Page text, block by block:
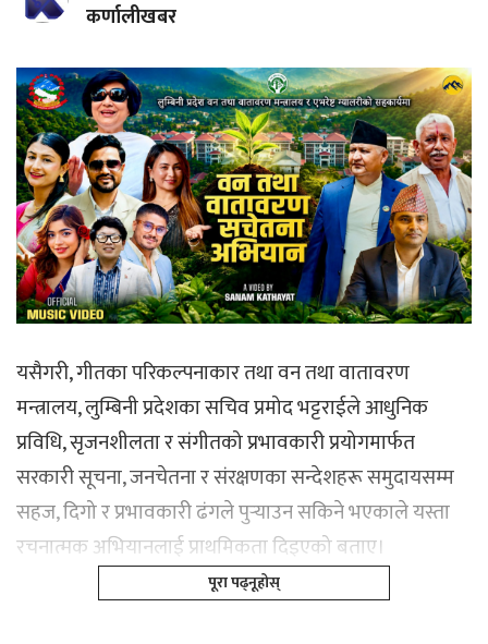
कर्णालीखबर
यसैगरी, गीतका परिकल्पनाकार तथा वन तथा वातावरण
मन्त्रालय, लुम्बिनी प्रदेशका सचिव प्रमोद भट्टराईले आधुनिक
प्रविधि, सृजनशीलता र संगीतको प्रभावकारी प्रयोगमार्फत
सरकारी सूचना, जनचेतना र संरक्षणका सन्देशहरू समुदायसम्म
सहज, दिगो र प्रभावकारी ढंगले पुर्‍याउन सकिने भएकाले यस्ता
रचनात्मक अभियानलाई प्राथमिकता दिइएको बताए।
पूरा पढ्नूहोस्